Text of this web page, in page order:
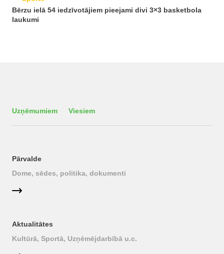
Bērzu ielā 54 iedzīvotājiem pieejami divi 3×3 basketbola
laukumi
Uzņēmumiem Viesiem
Pārvalde
Dome, sēdes, politika, dokumenti
Aktualitātes
Kultūrā, Sportā, Uzņēmējdarbībā u.c.